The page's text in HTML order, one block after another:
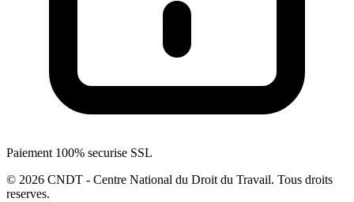
Paiement 100% securise SSL
© 2026 CNDT - Centre National du Droit du Travail. Tous droits
reserves.